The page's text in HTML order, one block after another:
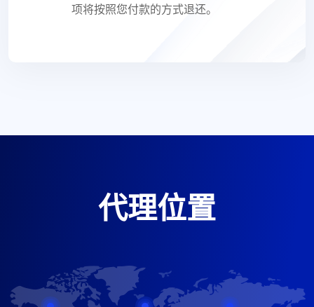
项将按照您付款的方式退还。
代理位置